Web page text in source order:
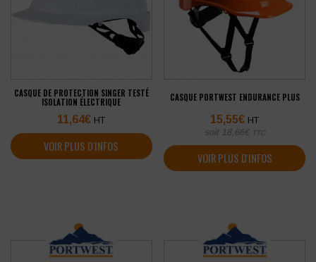
CASQUE DE PROTECTION SINGER TESTÉ
ISOLATION ÉLECTRIQUE
11,64€ HT
VOIR PLUS D'INFOS
CASQUE PORTWEST ENDURANCE PLUS
15,55€ HT
soit 18,66€ TTC
VOIR PLUS D'INFOS